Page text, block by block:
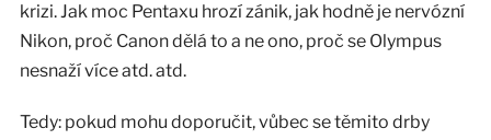
krizi. Jak moc Pentaxu hrozí zánik, jak hodně je nervózní
Nikon, proč Canon dělá to a ne ono, proč se Olympus
nesnaží více atd. atd.
Tedy: pokud mohu doporučit, vůbec se těmito drby